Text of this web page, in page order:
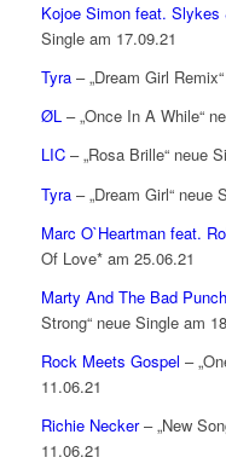
Kojoe Simon feat. Slykes
Single am 17.09.21
Tyra– „Dream Girl
ØL– „Once In A While“
LIC– „Rosa Brille“ neue
Tyra– „Dream Girl“ neue
Marc O`Heartman feat.
Of Love* am 25.06.21
Marty And The Bad
Strong“ neue Single am
Rock Meets Gospel –
11.06.21
Richie Necker– „New
11.06.21